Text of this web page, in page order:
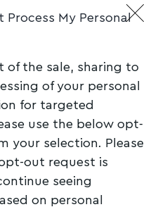
Process My Personal
of the sale, sharing to
of your personal
for targeted
use the below opt-
your selection. Please
out request is
seeing
on personal